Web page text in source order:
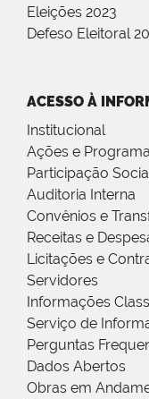
Eleições 2023
Defeso Eleitoral
ACESSO À
Institucional
Ações e
Participação
Auditoria Interna
Convênios e
Receitas e
Licitações e
Servidores
Informações
Serviço de
Perguntas
Dados Abertos
Obras em